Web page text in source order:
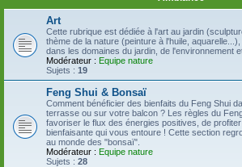
Art
Cette rubrique est dédiée à l'art au jardin
thème de la nature (peinture à l'huile,
dans les domaines du jardin, de l'environnement
Modérateur : Equipe nature
Sujets : 19
Feng Shui & Bonsaï
Comment bénéficier des bienfaits du Feng Shui
terrasse ou sur votre balcon ? Les règles du
favoriser le flux des énergies positives, de
bienfaisante qui vous entoure ! Cette section
au monde des "bonsaï".
Modérateur : Equipe nature
Sujets : 28